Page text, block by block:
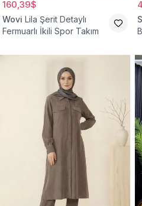
160,39$
Wovi Lila Şerit Detaylı
Fermuarlı İkili Spor Takım